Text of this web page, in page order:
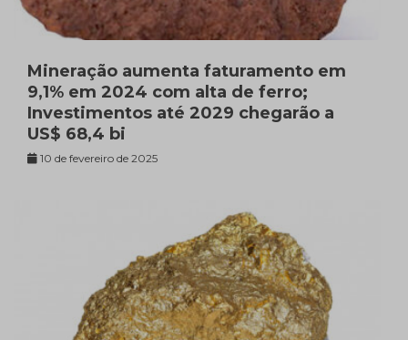
Mineração aumenta faturamento em
9,1% em 2024 com alta de ferro;
Investimentos até 2029 chegarão a
US$ 68,4 bi
10 de fevereiro de 2025